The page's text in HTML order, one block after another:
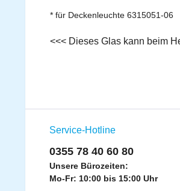
* für Deckenleuchte 6315051-06
<<< Dieses Glas kann beim
Service-Hotline
0355 78 40 60 80
Unsere Bürozeiten:
Mo-Fr: 10:00 bis 15:00 Uhr